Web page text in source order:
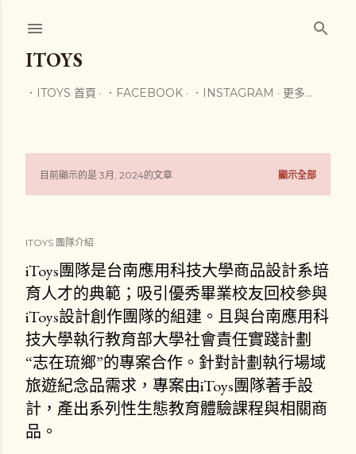
ITOYS
．ITOYS 首頁 ．FACEBOOK ．INSTAGRAM 更多…
發
文
章
目前顯示的是 3月, 2024的文章 顯示全部
ITOYS 團隊介紹
iToys團隊是台南應用科技大學商品設計系培
育人才的典範；吸引優秀畢業校友回校參與
iToys設計創作團隊的組建。且與台南應用科
技大學執行教育部大學社會責任實踐計劃
“志在琉鄉”的專案合作。針對計劃執行場域
旅遊紀念品需求，專案由iToys團隊著手設
計，產出系列性生態教育體驗課程與相關商
品。